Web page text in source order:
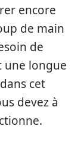
encore
de main
de
une longue
cet
devez à